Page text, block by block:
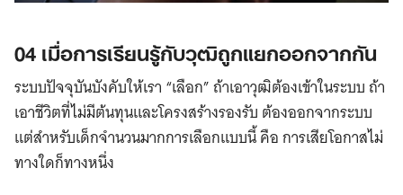
04 เมื่อการเรียนรู้กับวุฒิถูกแยกออกจากกัน
ระบบปัจจุบันบังคับให้เรา “เลือก” ถ้าเอาวุฒิต้องเข้าในระบบ ถ้า
เอาชีวิตที่ไม่มีต้นทุนและโครงสร้างรองรับ ต้องออกจากระบบ
แต่สำหรับเด็กจำนวนมากการเลือกแบบนี้ คือ การเสียโอกาสไม่
ทางใดก็ทางหนึ่ง